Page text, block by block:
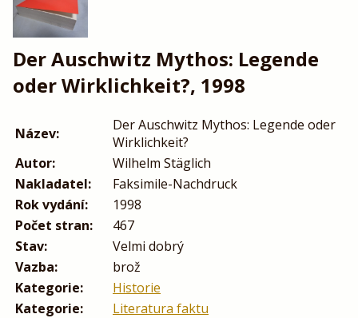
Der Auschwitz Mythos: Legende
oder Wirklichkeit?, 1998
Název:
Der Auschwitz Mythos: Legende oder
Wirklichkeit?
Autor:
Wilhelm Stäglich
Nakladatel:
Faksimile-Nachdruck
Rok vydání:
1998
Počet stran:
467
Stav:
Velmi dobrý
Vazba:
brož
Kategorie:
Historie
Kategorie:
Literatura faktu